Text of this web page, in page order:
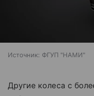
Источник: ФГУП "НАМИ"
Другие колеса с